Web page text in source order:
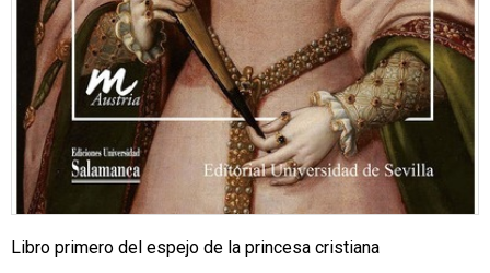
Libro primero del espejo de la princesa cristiana